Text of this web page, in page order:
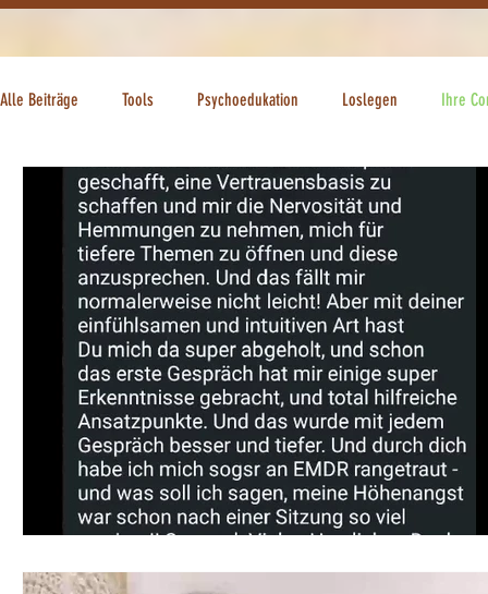
Alle Beiträge Tools Psychoedukation Loslegen Ihre